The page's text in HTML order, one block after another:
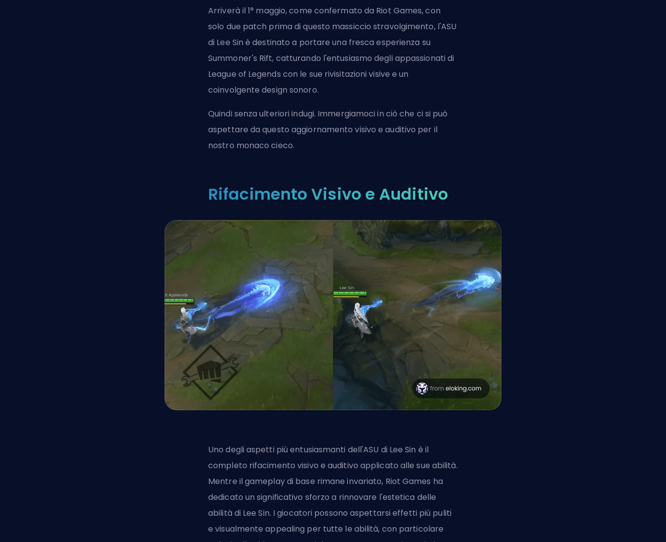
Arriverà il 1° maggio, come confermato da Riot Games, con
solo due patch prima di questo massiccio stravolgimento, l'ASU
di Lee Sin è destinato a portare una fresca esperienza su
Summoner's Rift, catturando l'entusiasmo degli appassionati di
League of Legends con le sue rivisitazioni visive e un
coinvolgente design sonoro.
Quindi senza ulteriori indugi. Immergiamoci in ciò che ci si può
aspettare da questo aggiornamento visivo e auditivo per il
nostro monaco cieco.
Rifacimento Visivo e Auditivo
Uno degli aspetti più entusiasmanti dell'ASU di Lee Sin è il
completo rifacimento visivo e auditivo applicato alle sue abilità.
Mentre il gameplay di base rimane invariato, Riot Games ha
dedicato un significativo sforzo a rinnovare l'estetica delle
abilità di Lee Sin. I giocatori possono aspettarsi effetti più puliti
e visualmente appealing per tutte le abilità, con particolare